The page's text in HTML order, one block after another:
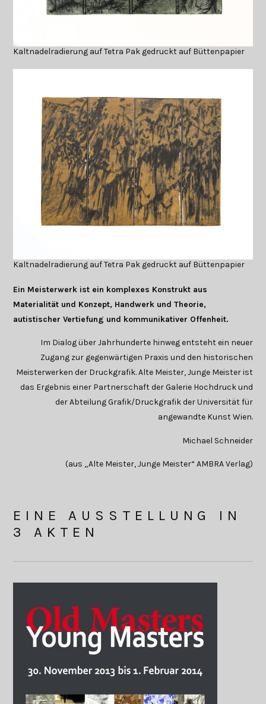
Kaltnadelradierung auf Tetra Pak gedruckt auf Büttenpapier
Kaltnadelradierung auf Tetra Pak gedruckt auf Büttenpapier
Ein Meisterwerk ist ein komplexes Konstrukt aus
Materialität und Konzept, Handwerk und Theorie,
autistischer Vertiefung und kommunikativer Offenheit.
Im Dialog über Jahrhunderte hinweg entsteht ein neuer
Zugang zur gegenwärtigen Praxis und den historischen
Meisterwerken der Druckgrafik. Alte Meister, Junge Meister ist
das Ergebnis einer Partnerschaft der Galerie Hochdruck und
der Abteilung Grafik/Druckgrafik der Universität für
angewandte Kunst Wien.
Michael Schneider
(aus „Alte Meister, Junge Meister“ AMBRA Verlag)
EINE AUSSTELLUNG IN
3 AKTEN